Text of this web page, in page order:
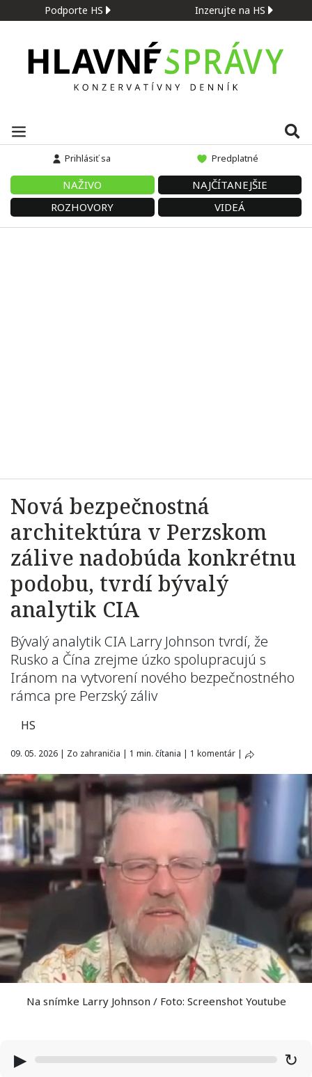
Podporte HS Inzerujte na HS
Prihlásiť sa Predplatné
NAŽIVO
NAJČÍTANEJŠIE
ROZHOVORY
VIDEÁ
Nová bezpečnostná
architektúra v Perzskom
zálive nadobúda konkrétnu
podobu, tvrdí bývalý
analytik CIA
Bývalý analytik CIA Larry Johnson tvrdí, že
Rusko a Čína zrejme úzko spolupracujú s
Iránom na vytvorení nového bezpečnostného
rámca pre Perzský záliv
HS
09. 05. 2026 | Zo zahraničia | 1 min. čítania | 1 komentár |
Na snímke Larry Johnson / Foto: Screenshot Youtube
▶ ↻